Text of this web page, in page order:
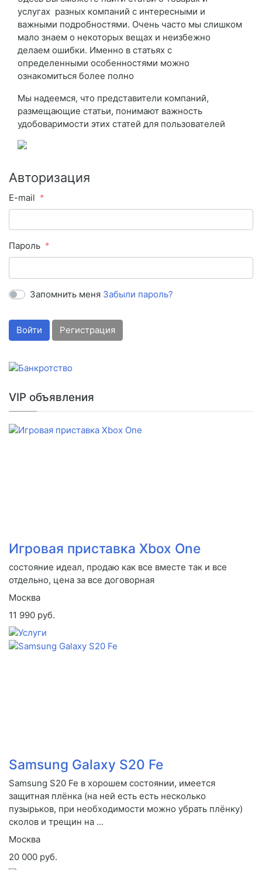
услугах разных компаний с интересными и
важными подробностями. Очень часто мы слишком
мало знаем о некоторых вещах и неизбежно
делаем ошибки. Именно в статьях с
определенными особенностями можно
ознакомиться более полно
Мы надеемся, что представители компаний,
размещающие статьи, понимают важность
удобоваримости этих статей для пользователей
Авторизация
E-mail
Пароль
Запомнить меня Забыли пароль?
Войти Регистрация
VIP объявления
Игровая приставка Xbox One
состояние идеал, продаю как все вместе так и все
отдельно, цена за все договорная
Москва
11 990 руб.
Samsung Galaxy S20 Fe
Samsung S20 Fe в хорошем состоянии, имеется
защитная плёнка (на ней есть есть несколько
пузырьков, при необходимости можно убрать плёнку)
сколов и трещин на ...
Москва
20 000 руб.